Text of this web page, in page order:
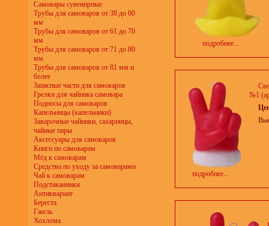
Самовары сувенирные
Трубы для самоваров от 38 до 60
мм
Трубы для самоваров от 61 до 70
мм
Трубы для самоваров от 71 до 80
мм
Трубы для самоваров от 81 мм и
более
Запасные части для самоваров
Грелки для чайника самовара
Подносы для самоваров
Капельницы (капельники)
Заварочные чайники, сахарницы,
чайные пары
Аксессуары для самоваров
Книги по самоварам
Мёд к самоварам
Средства по уходу за самоварами
Чай к самоварам
Подстаканники
Антиквариат
Береста
Гжель
Хохлома
подробнее...
подробнее...
№1